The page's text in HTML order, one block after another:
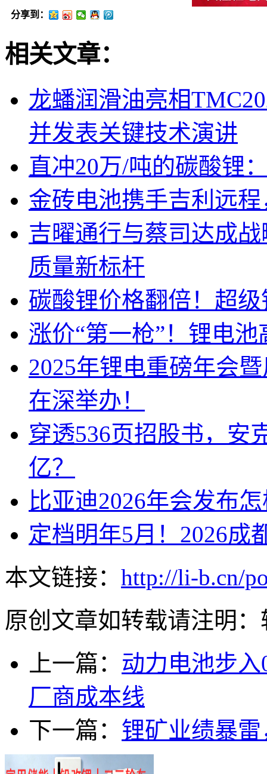
分享到：
相关文章：
龙蟠润滑油亮相
并发表关键技术演讲
直冲20万/吨的碳酸锂
金砖电池携手吉利远
吉曜通行与蔡司达成
质量新标杆
碳酸锂价格翻倍！超
涨价“第一枪”！锂电
2025年锂电重磅年会
在深举办！
穿透536页招股书，安
亿？
比亚迪2026年会发布
定档明年5月！2026成
本文链接： http://li-b.cn/
原创文章如转载请注明：
上一篇： 动力电池步
厂商成本线
下一篇： 锂矿业绩暴